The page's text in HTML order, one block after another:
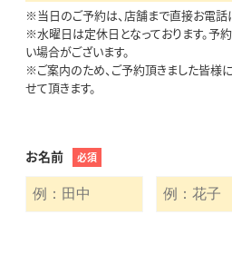
※当日のご予約は、店舗まで直接お電話
※水曜日は定休日となっております。予
い場合がございます。
※ご案内のため、ご予約頂きました皆様
せて頂きます。
お名前 必須